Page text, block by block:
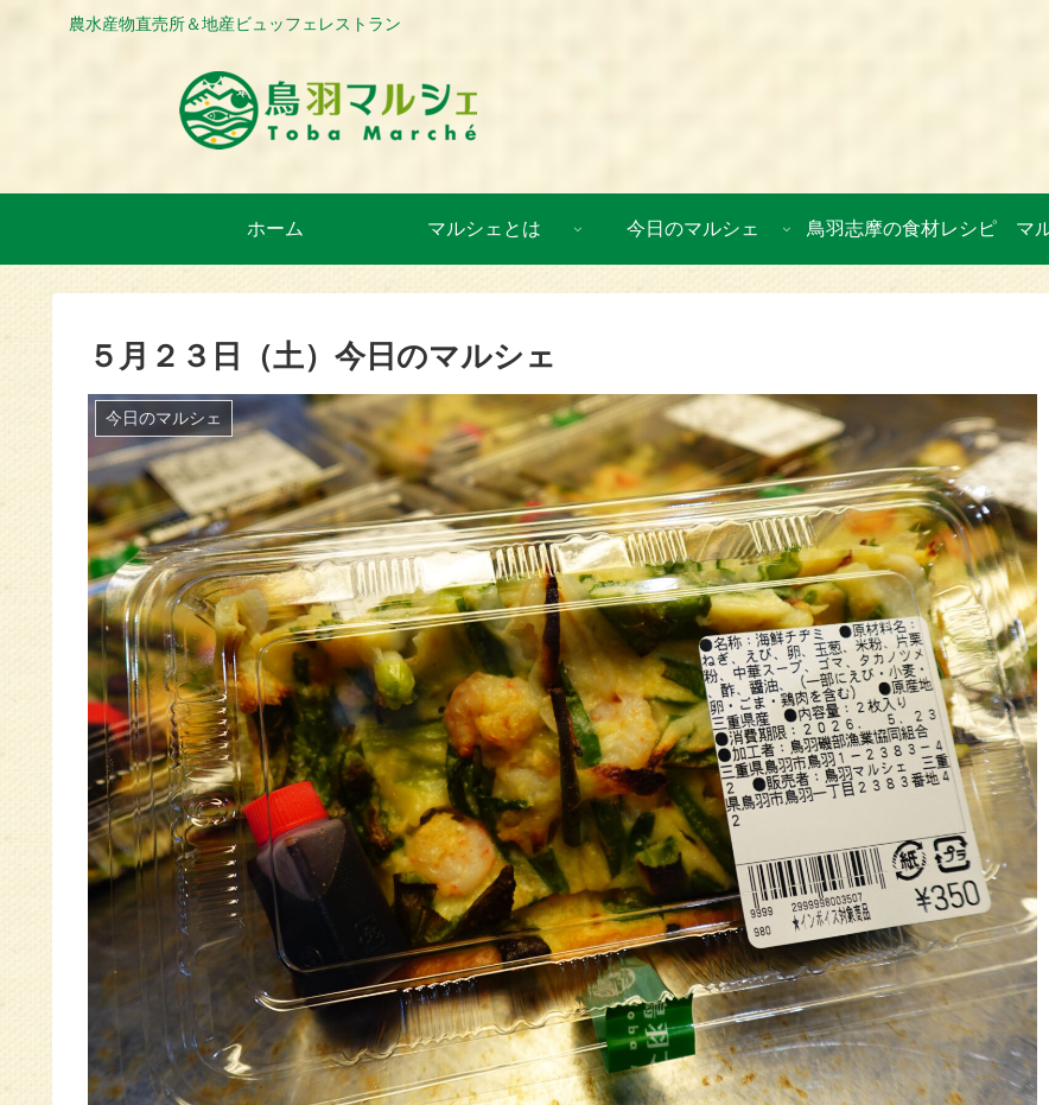
農水産物直売所＆地産ビュッフェレストラン
ホーム マルシェとは 今日のマルシェ 鳥羽志摩の食材レシピ マ
５月２３日（土）今日のマルシェ
今日のマルシェ